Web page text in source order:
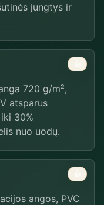
jungtys ir
720 g/m²,
atsparus
30%
nuo uodų.
angos, PVC